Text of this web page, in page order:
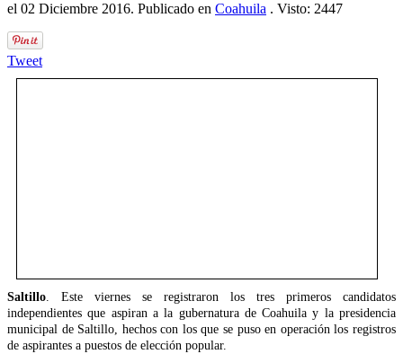
el 02 Diciembre 2016. Publicado en Coahuila . Visto: 2447
Tweet
Saltillo. Este viernes se registraron los tres primeros candidatos
independientes que aspiran a la gubernatura de Coahuila y la presidencia
municipal de Saltillo, hechos con los que se puso en operación los registros
de aspirantes a puestos de elección popular.